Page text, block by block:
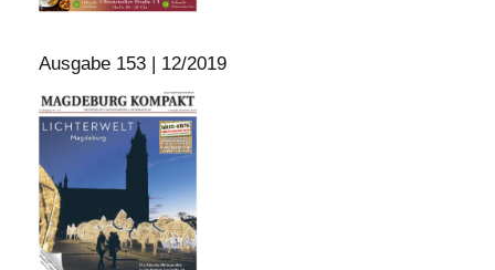
Ausgabe 153 | 12/2019